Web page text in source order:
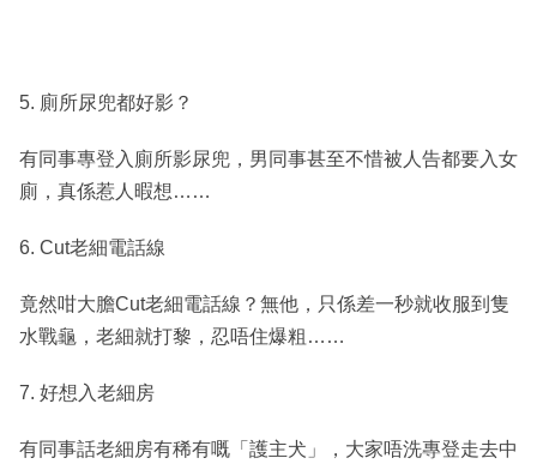
5. 廁所尿兜都好影？
有同事專登入廁所影尿兜，男同事甚至不惜被人告都要入女
廁，真係惹人暇想……
6. Cut老細電話線
竟然咁大膽Cut老細電話線？無他，只係差一秒就收服到隻
水戰龜，老細就打黎，忍唔住爆粗……
7. 好想入老細房
有同事話老細房有稀有嘅「護主犬」，大家唔洗專登走去中